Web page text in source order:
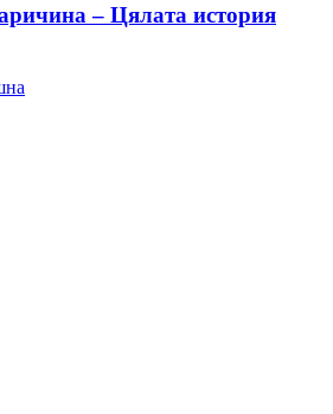
– Цялата история